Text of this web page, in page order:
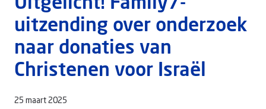
Ontdek
Service & Contact
Kennisbank
Uitgelicht! Family7-
uitzending over onderzoek
naar donaties van
Christenen voor Israël
25 maart 2025